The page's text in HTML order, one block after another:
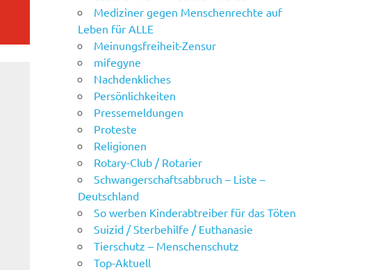
Mediziner gegen Menschenrechte auf
Leben für ALLE
Meinungsfreiheit-Zensur
mifegyne
Nachdenkliches
Persönlichkeiten
Pressemeldungen
Proteste
Religionen
Rotary-Club / Rotarier
Schwangerschaftsabbruch – Liste –
Deutschland
So werben Kinderabtreiber für das Töten
Suizid / Sterbehilfe / Euthanasie
Tierschutz – Menschenschutz
Top-Aktuell